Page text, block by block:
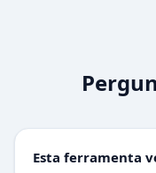
Esta ferramenta